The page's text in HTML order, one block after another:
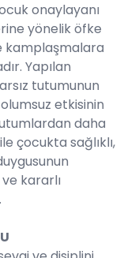
onaylayanı
yönelik öfke
kamplaşmalara
Yapılan
tutumunun
etkisinin
daha
çocukta sağlıklı,
kararlı